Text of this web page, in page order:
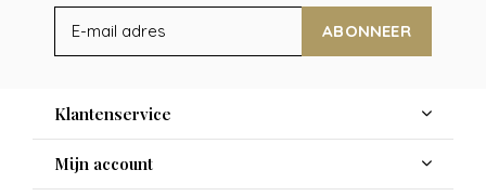
ABONNEER
Klantenservice
Mijn account